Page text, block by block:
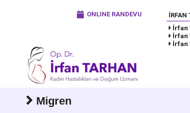
ONLINE RANDEVU
İRFAN
İrfan
İrfan
İrfan
Migren